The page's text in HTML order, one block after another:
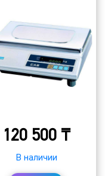
120 500 ₸
В наличии